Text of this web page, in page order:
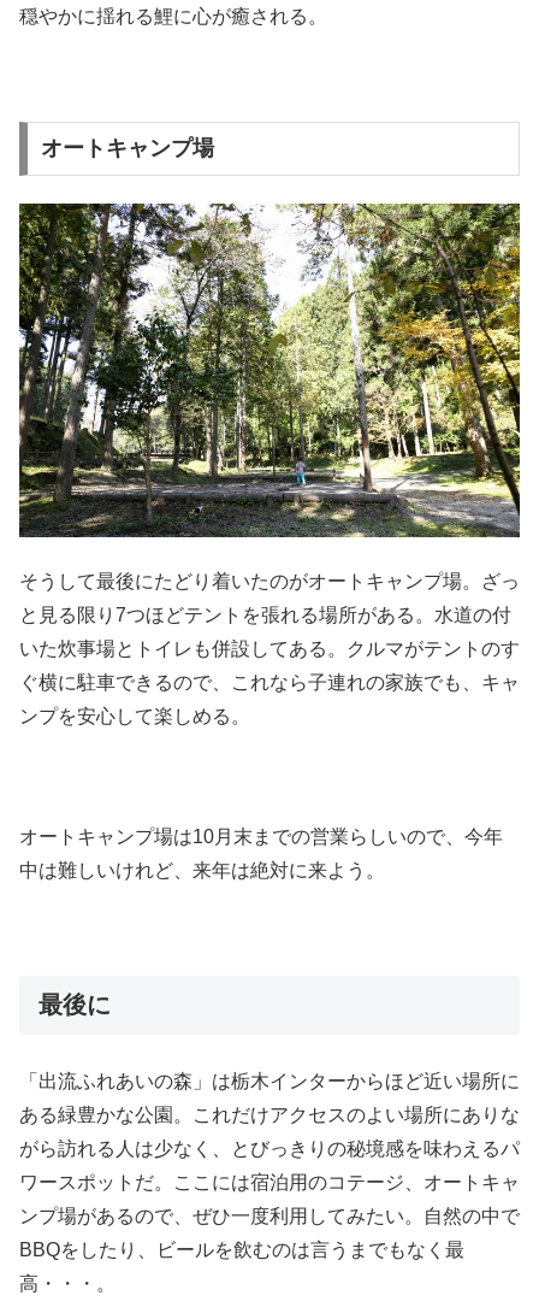
穏やかに揺れる鯉に心が癒される。
オートキャンプ場
そうして最後にたどり着いたのがオートキャンプ場。ざっ
と見る限り7つほどテントを張れる場所がある。水道の付
いた炊事場とトイレも併設してある。クルマがテントのす
ぐ横に駐車できるので、これなら子連れの家族でも、キャ
ンプを安心して楽しめる。
オートキャンプ場は10月末までの営業らしいので、今年
中は難しいけれど、来年は絶対に来よう。
最後に
「出流ふれあいの森」は栃木インターからほど近い場所に
ある緑豊かな公園。これだけアクセスのよい場所にありな
がら訪れる人は少なく、とびっきりの秘境感を味わえるパ
ワースポットだ。ここには宿泊用のコテージ、オートキャ
ンプ場があるので、ぜひ一度利用してみたい。自然の中で
BBQをしたり、ビールを飲むのは言うまでもなく最
高・・・。